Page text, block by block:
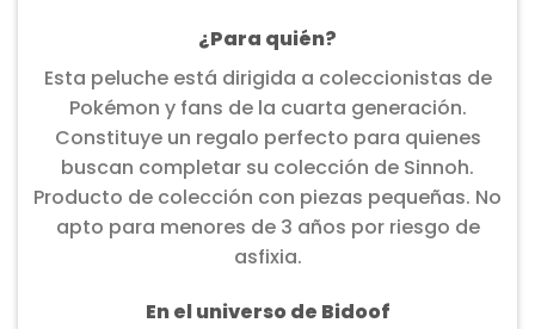
¿Para quién?
Esta peluche está dirigida a coleccionistas de
Pokémon y fans de la cuarta generación.
Constituye un regalo perfecto para quienes
buscan completar su colección de Sinnoh.
Producto de colección con piezas pequeñas. No
apto para menores de 3 años por riesgo de
asfixia.
En el universo de Bidoof